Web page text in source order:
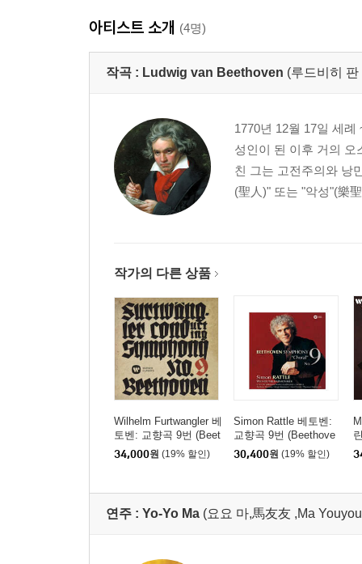
아티스트 소개 (4명)
작곡 : Ludwig van Beethoven (루드비히
1770년 12월 17일 세
성인이 된 이후 거의 오
친 그는 고전주의와 낭
(聖人)" 또는 "악성"(樂
작가의 다른 상품
Wilhelm Furtwangler 베
토벤: 교향곡 9번 (Beet
hoven: Symphony No.
9) [UHQCD]
34,000원 (19% 할인)
Simon Rattle 베토벤:
교향곡 9번 (Beethove
n: Symphony No. 9) [H
QCD]
30,400원 (19% 할인)
연주 : Yo-Yo Ma (요요 마,馬友友 ,Ma